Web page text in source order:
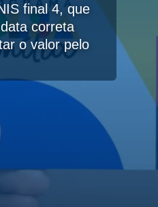
final 4, que
correta
o valor pelo